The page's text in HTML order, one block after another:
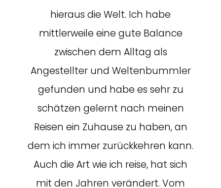
hieraus die Welt. Ich habe
mittlerweile eine gute Balance
zwischen dem Alltag als
Angestellter und Weltenbummler
gefunden und habe es sehr zu
schätzen gelernt nach meinen
Reisen ein Zuhause zu haben, an
dem ich immer zurückkehren kann.
Auch die Art wie ich reise, hat sich
mit den Jahren verändert. Vom